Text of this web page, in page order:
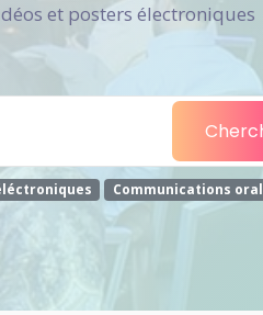
et posters électroniques
Communications